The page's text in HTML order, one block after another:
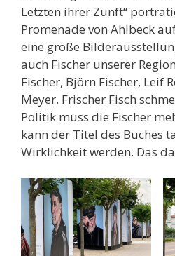
Letzten ihrer Zunft“
Promenade von Ahlbeck
eine große
auch Fischer unserer
Fischer, Björn Fischer, Leif
Meyer. Frischer Fisch
Politik muss die Fischer
kann der Titel des Buches
Wirklichkeit werden. Das